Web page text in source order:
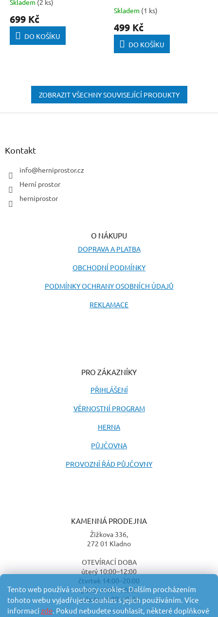
Tento web používá soubory cookies. Dalším procházením
tohoto webu vyjadřujete souhlas s jejich používáním. Více
informacízde. Pokud nebudete souhlasit, některé doplňkové
Průměrné
produktu
5,0
Skladem (2 ks)
699 Kč
DO KOŠÍKU
Skladem (1 ks)
499 Kč
DO KOŠÍKU
ZOBRAZIT VŠECHNY SOUVISEJÍCÍ PRODUKTY
Z
Kontakt
info@herniprostor.cz
Herní prostor
herniprostor
O NÁKUPU
DOPRAVA A PLATBA
OBCHODNÍ PODMÍNKY
PODMÍNKY OCHRANY OSOBNÍCH ÚDAJŮ
REKLAMACE
PRO ZÁKAZNÍKY
PŘIHLÁŠENÍ
VĚRNOSTNÍ PROGRAM
HERNA
PŮJČOVNA
PROVOZNÍ ŘÁD PŮJČOVNY
KAMENNÁ PRODEJNA
Žižkova 336,
272 01 Kladno
OTEVÍRACÍ DOBA
úterý 10:00–12:00
čtvrtek 14:00–20:00
pátek 14:00–20:00
sobota 14:00–20:00